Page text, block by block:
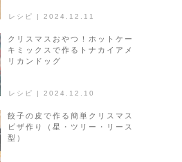
レシピ | 2024.12.11
レシピ | 2024.12.10
クリスマスおやつ！ホットケー
キミックスで作るトナカイアメ
リカンドッグ
餃子の皮で作る簡単クリスマス
ピザ作り（星・ツリー・リース
型）